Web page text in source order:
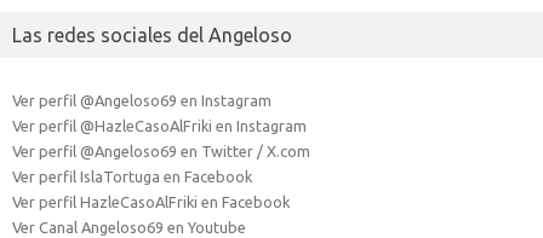
Las redes sociales del Angeloso
Ver perfil @Angeloso69 en Instagram
Ver perfil @HazleCasoAlFriki en Instagram
Ver perfil @Angeloso69 en Twitter / X.com
Ver perfil IslaTortuga en Facebook
Ver perfil HazleCasoAlFriki en Facebook
Ver Canal Angeloso69 en Youtube